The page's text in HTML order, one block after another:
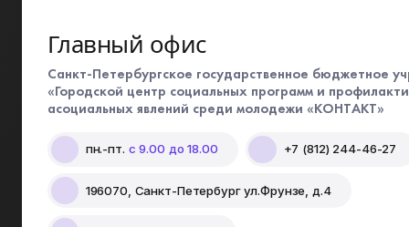
Главный офис
Санкт-Петербургское государственное бюджетное
«Городской центр социальных программ и
асоциальных явлений среди молодежи «КОНТАКТ»
пн.-пт. с 9.00 до 18.00 +7 (812) 244-46-27
196070, Санкт-Петербург ул.Фрунзе, д.4